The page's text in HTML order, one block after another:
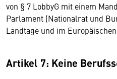
von § 7 LobbyG mit einem
Parlament (Nationalrat und
Landtage und im
Artikel 7: Keine